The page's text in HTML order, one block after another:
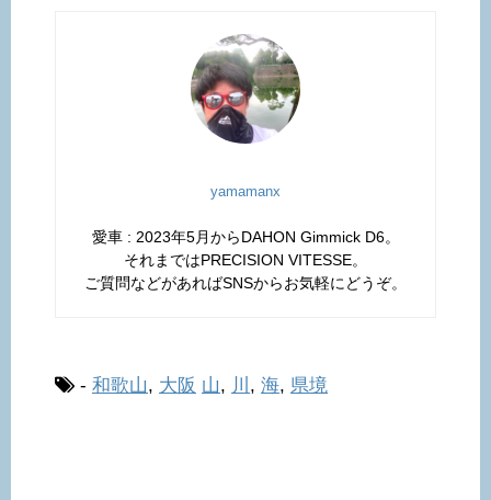
yamamanx
愛車 : 2023年5月からDAHON Gimmick D6。
それまではPRECISION VITESSE。
ご質問などがあればSNSからお気軽にどうぞ。
- 和歌山, 大阪 山, 川 , 海, 県境